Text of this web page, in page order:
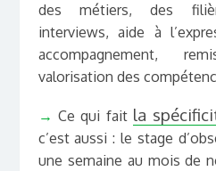
des métiers, des
interviews, aide à
accompagnement,
valorisation des
→ Ce qui fait la
c’est aussi : le stage
une semaine au mois de